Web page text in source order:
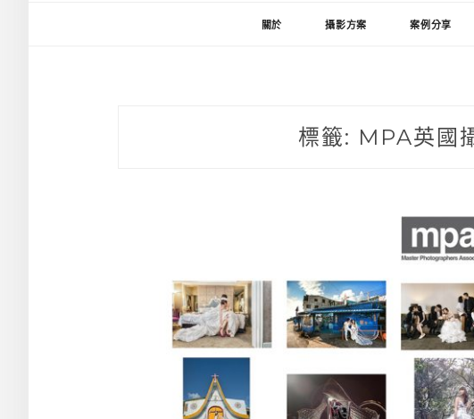
關於 攝影方案 案例分享
標籤: MPA英國